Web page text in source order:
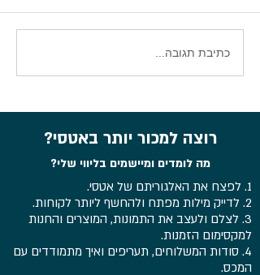
סיכום וובינר עדכוני אטסי 2026
כתיבת תגובה...
רוצה למכור יותר באטסי?
מה לומדים ומיישמים בליווי שלי?
1. לפצח את האלגוריתם של אטסי.
2. לדייק מילות מפתח ולהחשף ליותר לקוחות.
3. לצלם ולעצב את התמונות, המוצרים והחנות
למקסימום הזמנות.
4. סודות המשלוחים, תעריפים ואיך מתמודדים עם
המכס.